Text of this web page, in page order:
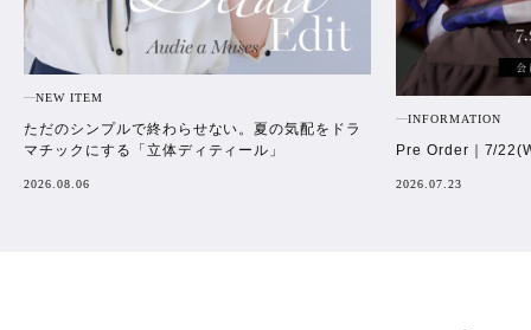
NEW ITEM
ただのシンプルで終わらせない。夏の気配をドラ
マチックにする「立体ディティール」
2026.08.06
INFORMATION
Pre Order｜7/
2026.07.23